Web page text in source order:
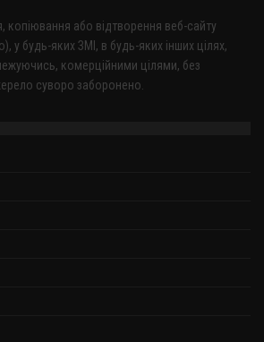
копіювання або відтворення веб-сайту
у будь-яких ЗМІ, в будь-яких інших цілях,
комерційними цілями, без
суворо заборонено.